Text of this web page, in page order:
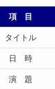
項 目
タイトル
日 時
演 題